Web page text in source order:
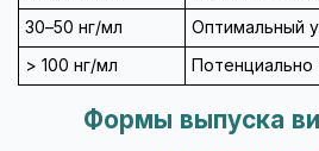
30–50 нг/мл
Оптимальный
> 100 нг/мл
Потенциально
Формы выпуска